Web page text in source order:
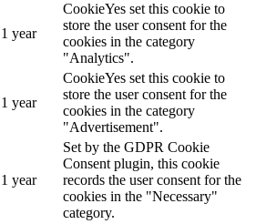
1 year
CookieYes set this cookie to
store the user consent for the
cookies in the category
"Analytics".
1 year
CookieYes set this cookie to
store the user consent for the
cookies in the category
"Advertisement".
1 year
Set by the GDPR Cookie
Consent plugin, this cookie
records the user consent for the
cookies in the "Necessary"
category.